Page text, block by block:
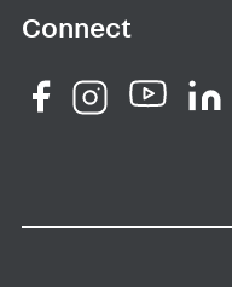
Connect